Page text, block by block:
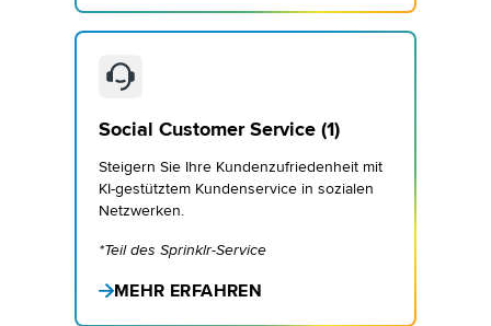
Social Customer Service (1)
Steigern Sie Ihre Kundenzufriedenheit mit
KI-gestütztem Kundenservice in sozialen
Netzwerken.
*Teil des Sprinklr-Service
MEHR ERFAHREN